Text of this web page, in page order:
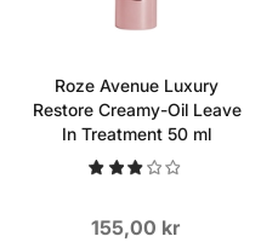
Roze Avenue Luxury
Restore Creamy-Oil Leave
In Treatment 50 ml
155,00 kr